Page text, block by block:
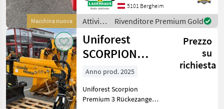
Macchina nuova
vom Verkaufsteam der
LAGERHAUS TECHNIK
stehen gerne für Fragen zur
Verfügung
5101 Bergheim
Attività
forestali
e
lavorazione
del
legno /
Rivenditore Premium Gold
Uniforest
SCORPION
Premium 3
Prezzo
su
richiesta
Anno prod. 2025
Uniforest Scorpion
Premium 3 Rückezange